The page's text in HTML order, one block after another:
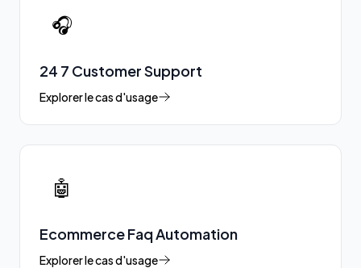
🎧
24 7 Customer Support
Explorer le cas d'usage
🤖
Ecommerce Faq Automation
Explorer le cas d'usage